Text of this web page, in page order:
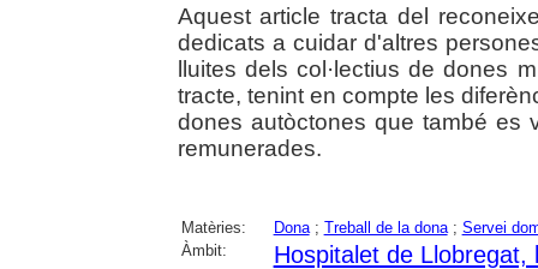
Aquest article tracta del
dedicats a cuidar d'altres
lluites dels col·lectius de dones
tracte, tenint en compte les
dones autòctones que també es
remunerades.
Matèries: Dona; Treball de la dona; Servei
Àmbit:
Hospitalet de Llobregat,